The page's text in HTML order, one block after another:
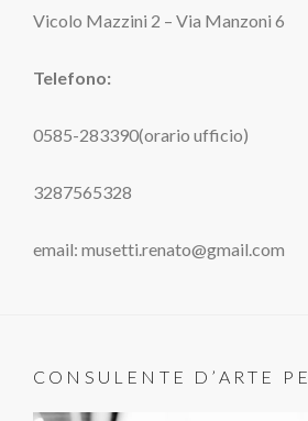
Vicolo Mazzini 2 – Via Manzoni 6
Telefono:
0585-283390(orario ufficio)
3287565328
email: musetti.renato@gmail.com
CONSULENTE D’ARTE